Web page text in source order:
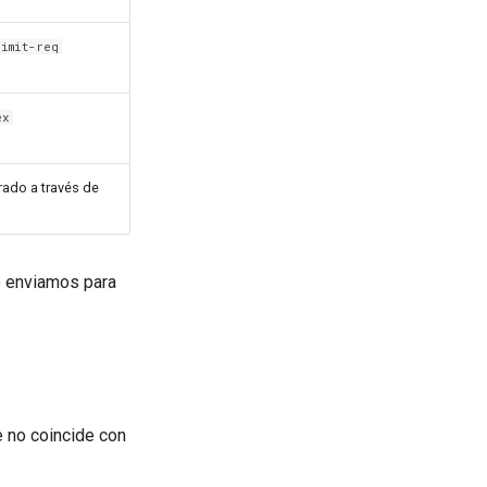
req
a través de
para
no coincide con